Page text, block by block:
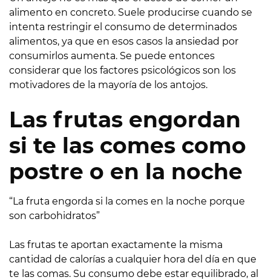
alimento en concreto. Suele producirse cuando se
intenta restringir el consumo de determinados
alimentos, ya que en esos casos la ansiedad por
consumirlos aumenta. Se puede entonces
considerar que los factores psicológicos son los
motivadores de la mayoría de los antojos.
Las frutas engordan
si te las comes como
postre o en la noche
“La fruta engorda si la comes en la noche porque
son carbohidratos”
Las frutas te aportan exactamente la misma
cantidad de calorías a cualquier hora del día en que
te las comas. Su consumo debe estar equilibrado, al